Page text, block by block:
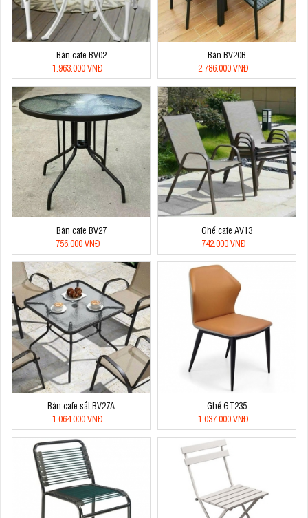
Bàn cafe BV02
1.963.000 VNĐ
Bàn BV20B
2.786.000 VNĐ
Bàn cafe BV27
756.000 VNĐ
Ghế cafe AV13
742.000 VNĐ
Bàn cafe sắt BV27A
1.064.000 VNĐ
Ghế GT235
1.037.000 VNĐ